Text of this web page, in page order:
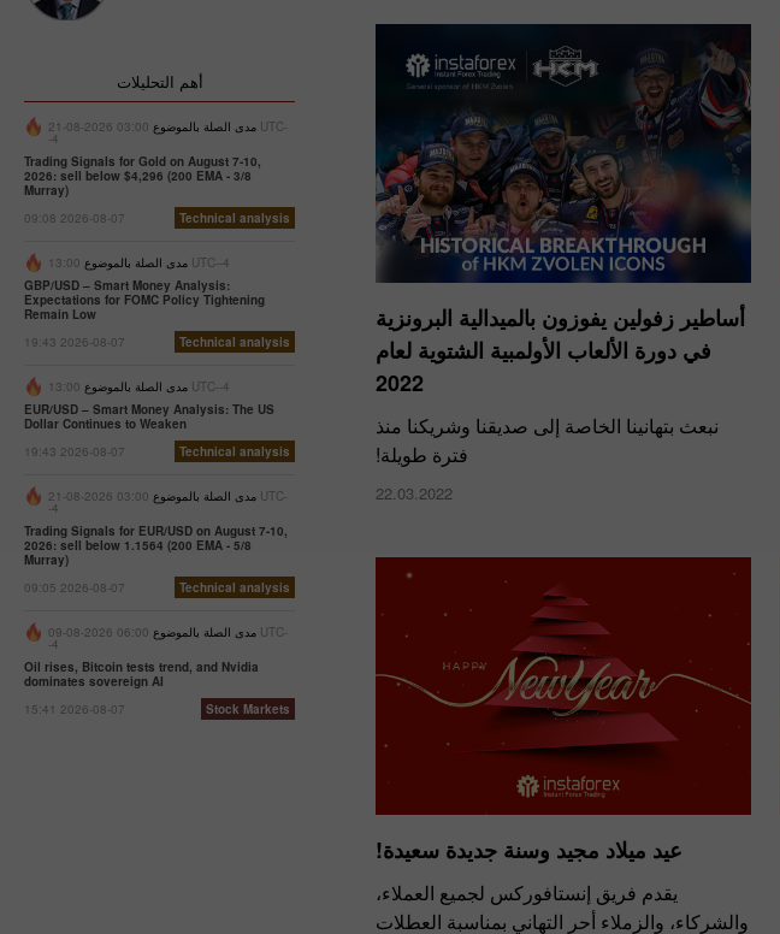
أساطير زفولين يفوزون بالميدالية البرونزية
في دورة الألعاب الأولمبية الشتوية لعام
2022
نبعث بتهانينا الخاصة إلى صديقنا وشريكنا منذ
فترة طويلة!
22.03.2022
عيد ميلاد مجيد وسنة جديدة سعيدة!
يقدم فريق إنستافوركس لجميع العملاء،
والشركاء، والزملاء أحر التهاني بمناسبة العطلات
أهم التحليلات
مدى الصلة بالموضوع 03:00 2026-08-21 UTC-
-4
Trading Signals for Gold on August 7-10,
2026: sell below $4,296 (200 EMA - 3/8
Murray)
09:08 2026-08-07
Technical analysis
مدى الصلة بالموضوع 13:00 UTC--4
GBP/USD – Smart Money Analysis:
Expectations for FOMC Policy Tightening
Remain Low
19:43 2026-08-07
Technical analysis
مدى الصلة بالموضوع 13:00 UTC--4
EUR/USD – Smart Money Analysis: The US
Dollar Continues to Weaken
19:43 2026-08-07
Technical analysis
مدى الصلة بالموضوع 03:00 2026-08-21 UTC-
-4
Trading Signals for EUR/USD on August 7-10,
2026: sell below 1.1564 (200 EMA - 5/8
Murray)
09:05 2026-08-07
Technical analysis
مدى الصلة بالموضوع 06:00 2026-08-09 UTC-
-4
Oil rises, Bitcoin tests trend, and Nvidia
dominates sovereign AI
15:41 2026-08-07
Stock Markets